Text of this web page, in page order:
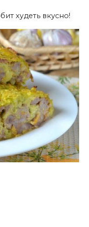
худеть вкусно!